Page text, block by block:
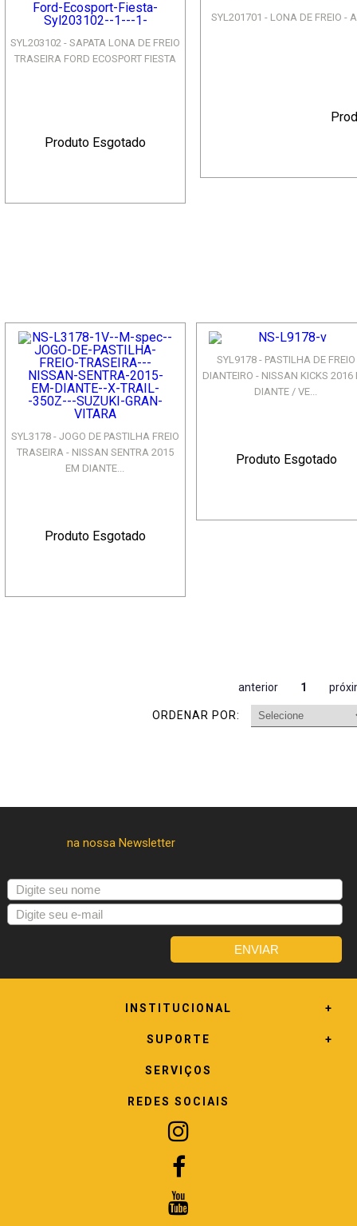
SYL203102 - SAPATA LONA DE FREIO
TRASEIRA FORD ECOSPORT FIESTA
Produto Esgotado
SYL201701 - LONA DE FREIO -
SYL3178 - JOGO DE PASTILHA FREIO
TRASEIRA - NISSAN SENTRA 2015
EM DIANTE...
Produto Esgotado
SYL9178 - PASTILHA DE FREIO
DIANTEIRO - NISSAN KICKS 2016
DIANTE / VE...
Produto Esgotado
anterior 1
ORDENAR POR:
INSTITUCIONAL
SUPORTE
SERVIÇOS
REDES SOCIAIS